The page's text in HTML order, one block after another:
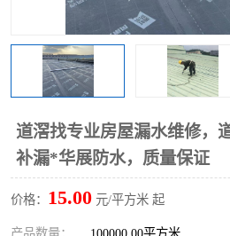
道滘找专业房屋漏水维修，
补漏*华展防水，质量保证
价格： 15.00 元/平方米 起